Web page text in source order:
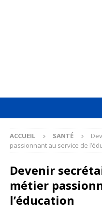
ACCUEIL SANTÉ
passionnant au service de
Devenir
métier
l’éducation